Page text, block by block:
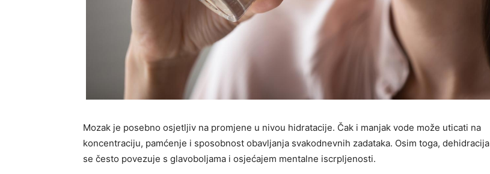
Mozak je posebno osjetljiv na promjene u nivou hidratacije. Čak i manjak vode može uticati na
koncentraciju, pamćenje i sposobnost obavljanja svakodnevnih zadataka. Osim toga, dehidracija
se često povezuje s glavoboljama i osjećajem mentalne iscrpljenosti.